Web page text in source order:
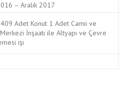
– Aralık 2017
409 Adet Konut 1 Adet Camii ve
İnşaatı ile Altyapı ve Çevre
işi